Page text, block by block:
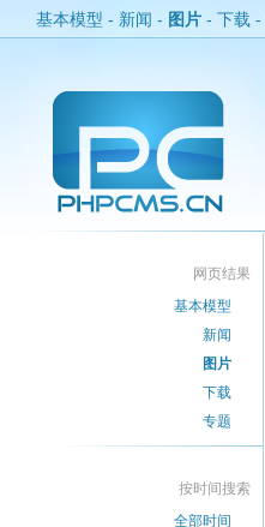
基本模型 - 新闻 - 图片 - 下载 -
网页结果
基本模型
新闻
图片
下载
专题
按时间搜索
全部时间